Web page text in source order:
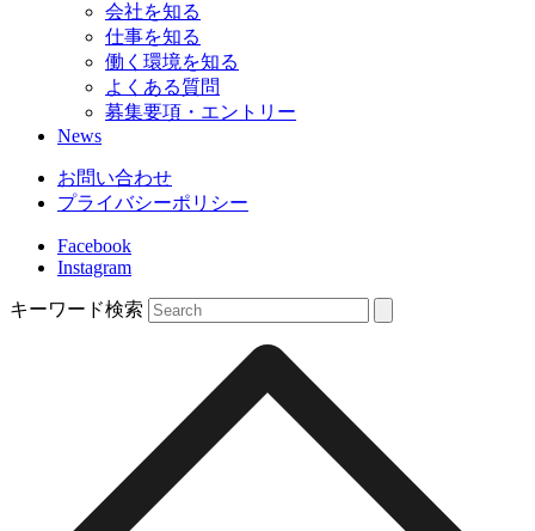
会社を知る
仕事を知る
働く環境を知る
よくある質問
募集要項・エントリー
News
お問い合わせ
プライバシーポリシー
Facebook
Instagram
キーワード検索